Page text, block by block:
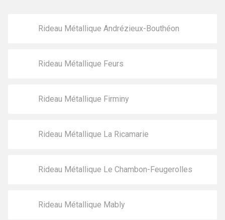
Rideau Métallique Andrézieux-Bouthéon
Rideau Métallique Feurs
Rideau Métallique Firminy
Rideau Métallique La Ricamarie
Rideau Métallique Le Chambon-Feugerolles
Rideau Métallique Mably